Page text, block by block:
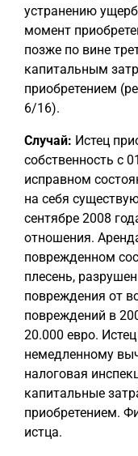
устранению
момент
позже по вине
капитальным
приобретением
6/16).
Случай: Истец
собственность с
исправном
на себя
сентябре 2008
отношения.
поврежденном
плесень,
повреждения от
повреждений в
20.000 евро.
немедленному
налоговая
капитальные
приобретением.
истца.